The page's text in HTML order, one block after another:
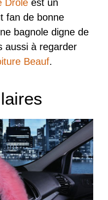
Drôle est un
fan de bonne
bagnole digne de
aussi à regarder
Beauf.